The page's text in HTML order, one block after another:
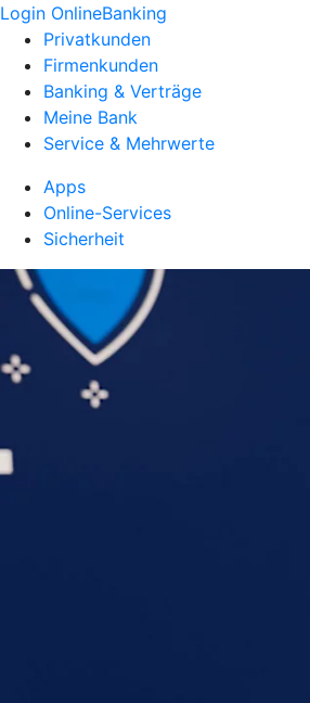
Login OnlineBanking
Privatkunden
Firmenkunden
Banking & Verträge
Meine Bank
Service & Mehrwerte
Apps
Online-Services
Sicherheit